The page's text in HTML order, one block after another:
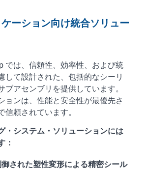
ーション向け統合ソリュー
では、信頼性、効率性、および統
して設計された、包括的なシーリ
ブアセンブリを提供しています。
ョンは、性能と安全性が最優先さ
信頼されています。
・システム・ソリューションには
：
御された塑性変形による精密シール